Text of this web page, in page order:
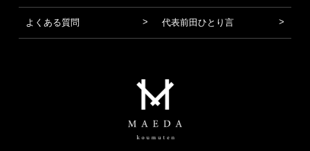
よくある質問 代表前田ひとり言